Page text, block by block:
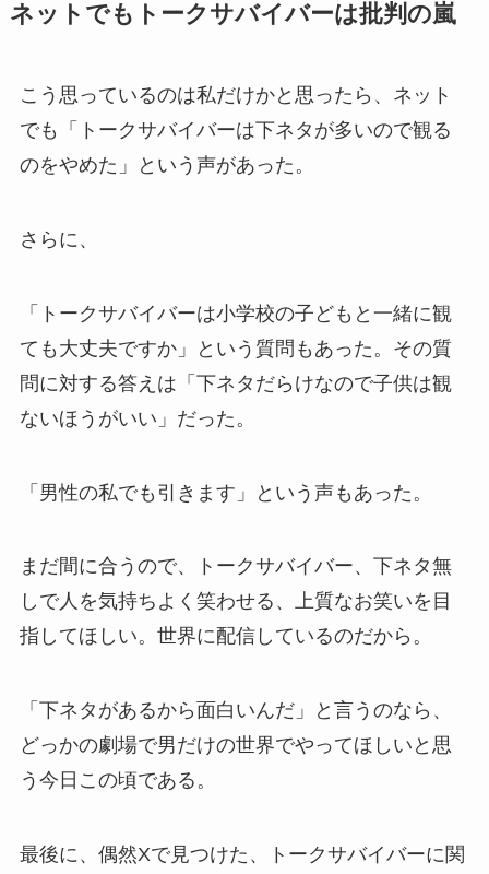
ネットでもトークサバイバーは批判の嵐
こう思っているのは私だけかと思ったら、ネット
でも「トークサバイバーは下ネタが多いので観る
のをやめた」という声があった。
さらに、
「トークサバイバーは小学校の子どもと一緒に観
ても大丈夫ですか」という質問もあった。その質
問に対する答えは「下ネタだらけなので子供は観
ないほうがいい」だった。
「男性の私でも引きます」という声もあった。
まだ間に合うので、トークサバイバー、下ネタ無
しで人を気持ちよく笑わせる、上質なお笑いを目
指してほしい。世界に配信しているのだから。
「下ネタがあるから面白いんだ」と言うのなら、
どっかの劇場で男だけの世界でやってほしいと思
う今日この頃である。
最後に、偶然Xで見つけた、トークサバイバーに関